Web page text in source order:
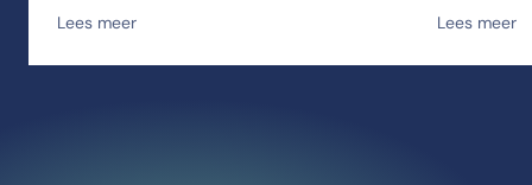
Lees meer Lees meer